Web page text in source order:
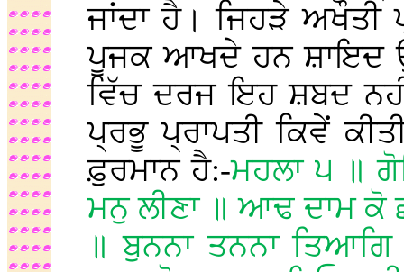
ਜਾਂਦਾ ਹੈ। ਜਿਹੜੇ ਅਖੌਤੀ
ਪੂਜਕ ਆਖਦੇ ਹਨ ਸ਼ਾਇਦ
ਵਿੱਚ ਦਰਜ ਇਹ ਸ਼ਬਦ
ਪ੍ਰਭੂ ਪ੍ਰਾਪਤੀ ਕਿਵੇਂ
ਫ਼ੁਰਮਾਨ ਹੈ:-ਮਹਲਾ ੫ ॥
ਮਨੁ ਲੀਣਾ ॥ ਆਢ ਦਾਮ ਕੋ
॥ ਬੁਨਨਾ ਤਨਨਾ